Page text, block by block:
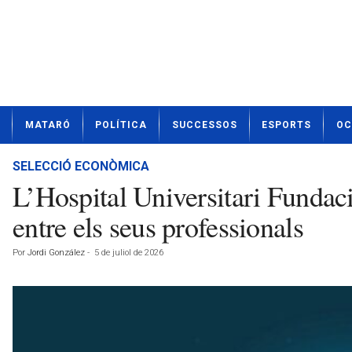
t
MATARÓ POLÍTICA SUCCESSOS ESPORTS OCI
SELECCIÓ ECONÒMICA
L’Hospital Universitari
entre els seus professionals
Por Jordi González - 5 de juliol de 2026